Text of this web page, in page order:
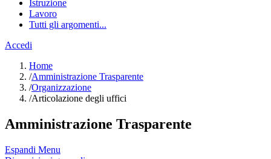
Istruzione
Lavoro
Tutti gli argomenti...
Accedi
Home
/Amministrazione Trasparente
/Organizzazione
/Articolazione degli uffici
Amministrazione Trasparente
Espandi Menu